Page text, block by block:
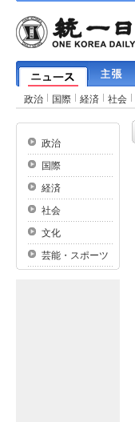
政治 国際 経済 社会
政治
国際
経済
社会
文化
芸能・スポーツ